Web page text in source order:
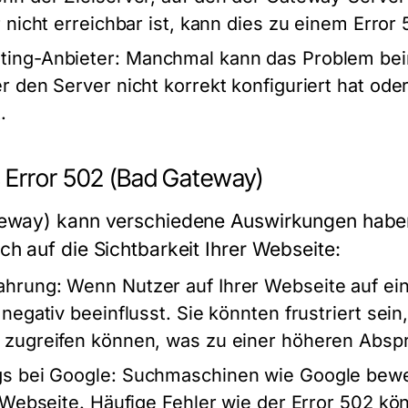
erreichbar ist, kann dies zu einem Error
Anbieter: Manchmal kann das Problem
den Server nicht korrekt konfiguriert hat
502 (Bad Gateway)
kann verschiedene Auswirkungen
auf die Sichtbarkeit Ihrer Webseite:
: Wenn Nutzer auf Ihrer Webseite auf
beeinflusst. Sie könnten frustriert
können, was zu einer höheren
bei Google: Suchmaschinen wie Google
Häufige Fehler wie der Error 502